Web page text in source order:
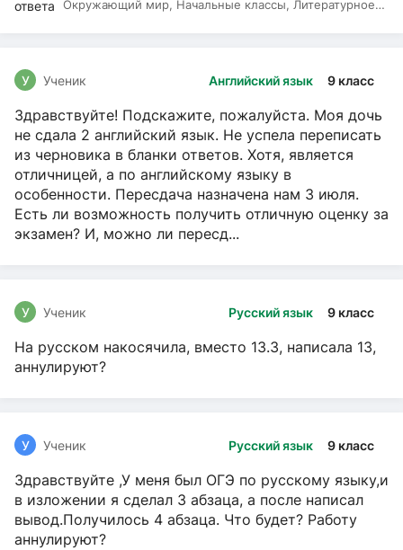
Окружающий мир, Начальные классы, Литературное
Английский язык 9 класс
У Ученик
Здравствуйте! Подскажите, пожалуйста. Моя дочь
не сдала 2 английский язык. Не успела переписать
из черновика в бланки ответов. Хотя, является
отличницей, а по английскому языку в
особенности. Пересдача назначена нам 3 июля.
Есть ли возможность получить отличную оценку за
экзамен? И, можно ли пересд...
Русский язык 9 класс
У Ученик
На русском накосячила, вместо 13.3, написала 13,
аннулируют?
Русский язык 9 класс
У Ученик
Здравствуйте ,У меня был ОГЭ по русскому языку,и
в изложении я сделал 3 абзаца, а после написал
вывод.Получилось 4 абзаца. Что будет? Работу
аннулируют?